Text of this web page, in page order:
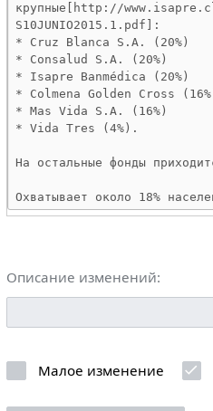
Описание изменений:
Малое изменение